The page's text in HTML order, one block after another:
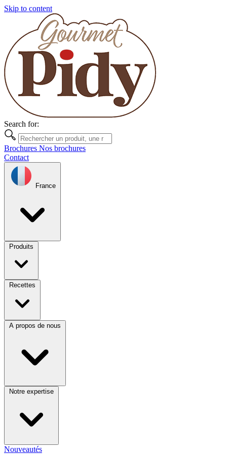
Skip to content
Search for:
Brochures Nos brochures
Contact
France
Produits
Recettes
A propos de nous
Notre expertise
Nouveautés